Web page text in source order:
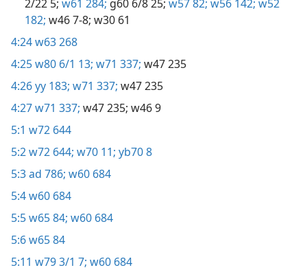
2/22 5; w61 284; g60 6/8 25; w57 82; w56 142; w52
182; w46 7-8; w30 61
4:24w63 268
4:25w80 6/1 13; w71 337; w47 235
4:26yy 183; w71 337; w47 235
4:27w71 337; w47 235; w46 9
5:1 w72 644
5:2w72 644; w70 11; yb70 8
5:3ad 786; w60 684
5:4w60 684
5:5w65 84; w60 684
5:6w65 84
5:11 w79 3/1 7; w60 684